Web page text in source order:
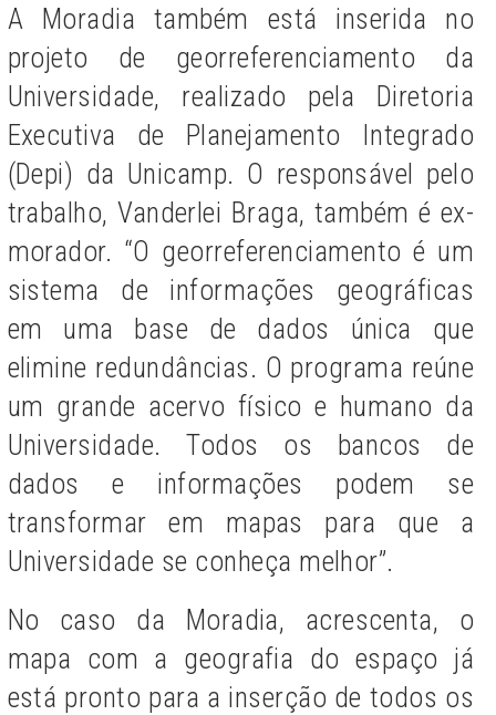
A Moradia também está inserida no
projeto de georreferenciamento da
Universidade, realizado pela Diretoria
Executiva de Planejamento Integrado
(Depi) da Unicamp. O responsável pelo
trabalho, Vanderlei Braga, também é ex-
morador. “O georreferenciamento é um
sistema de informações geográficas
em uma base de dados única que
elimine redundâncias. O programa reúne
um grande acervo físico e humano da
Universidade. Todos os bancos de
dados e informações podem se
transformar em mapas para que a
Universidade se conheça melhor”.
No caso da Moradia, acrescenta, o
mapa com a geografia do espaço já
está pronto para a inserção de todos os